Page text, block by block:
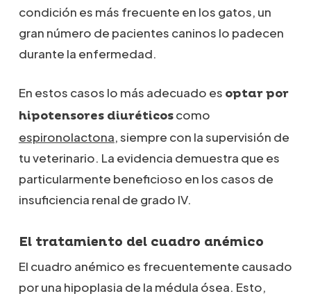
condición es más frecuente en los gatos, un
gran número de pacientes caninos lo padecen
durante la enfermedad.
En estos casos lo más adecuado es optar por
hipotensores diuréticoscomo
espironolactona, siempre con la supervisión de
tu veterinario. La evidencia demuestra que es
particularmente beneficioso en los casos de
insuficiencia renal de grado IV.
El tratamiento del cuadro anémico
El cuadro anémico es frecuentemente causado
por una hipoplasia de la médula ósea. Esto,